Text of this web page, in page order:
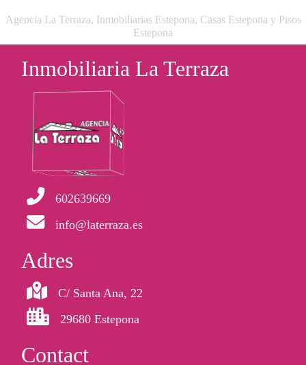
Agencia La Terraza, Inmobiliarias Estepona, Casas Estepona y Pisos
Estepona
Inmobiliaria La Terraza
602639669
info@laterraza.es
Adres
C/ Santa Ana, 22
29680 Estepona
Contact